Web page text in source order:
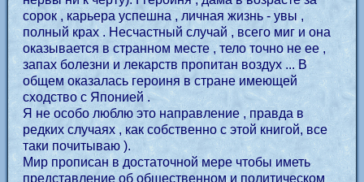
сорок , карьера успешна , личная жизнь - увы ,
полный крах . Несчастный случай , всего миг и она
оказывается в странном месте , тело точно не ее ,
запах болезни и лекарств пропитан воздух ... В
общем оказалась героиня в стране имеющей
сходство с Японией .
Я не особо люблю это направление , правда в
редких случаях , как собственно с этой книгой, все
таки почитываю ).
Мир прописан в достаточной мере чтобы иметь
представление об общественном и политическом